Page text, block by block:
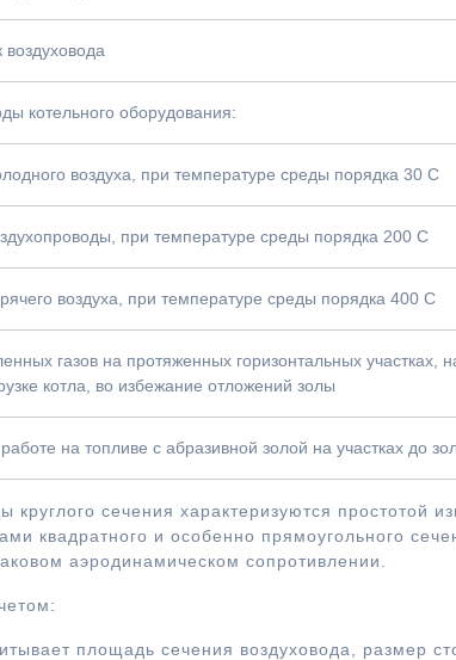
воздуховода
котельного оборудования:
воздуха, при температуре среды порядка 30 С
при температуре среды порядка 200 С
воздуха, при температуре среды порядка 400 С
газов на протяженных горизонтальных участках,
котла, во избежание отложений золы
на топливе с абразивной золой на участках до
круглого сечения характеризуются простотой
квадратного и особенно прямоугольного
аэродинамическом сопротивлении.
площадь сечения воздуховода, размер